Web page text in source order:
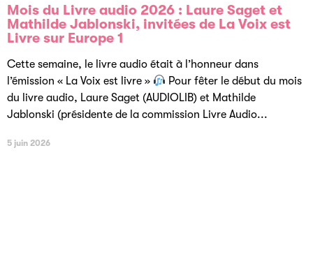
Mois du Livre audio 2026 : Laure Saget et
Mathilde Jablonski, invitées de La Voix est
Livre sur Europe 1
Cette semaine, le livre audio était à l’honneur dans
l’émission « La Voix est livre »
Pour fêter le début du mois
du livre audio, Laure Saget (AUDIOLIB) et Mathilde
Jablonski (présidente de la commission Livre Audio...
5 juin 2026